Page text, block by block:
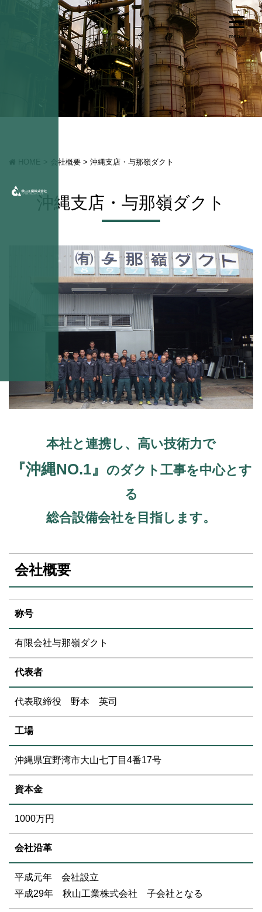
HOME > 会社概要 > 沖縄支店・与那嶺ダクト
沖縄支店・与那嶺ダクト
本社と連携し、高い技術力で
『沖縄NO.1』 のダクト工事を中心とす
る
総合設備会社を目指します。
会社概要
称号
有限会社与那嶺ダクト
代表者
代表取締役 野本 英司
工場
沖縄県宜野湾市大山七丁目4番17号
資本金
1000万円
会社沿革
平成元年 会社設立
平成29年 秋山工業株式会社 子会社となる